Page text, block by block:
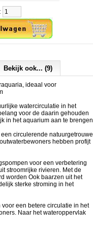
Bekijk ook... (9)
ideaal voor
watercirculatie in het
voor de daarin gehouden
in het aquarium aan te brengen
circulerende natuurgetrouwe
hebben profijt
voor een verbetering
stroomrijke rivieren. Met de
worden Ook baarzen uit het
sterke stroming in het
een betere circulatie in het
Naar het wateroppervlak